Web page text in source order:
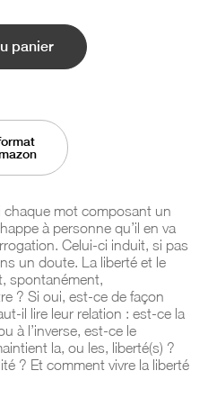
panier
chaque mot composant un
à personne qu’il en va
Celui-ci induit, si pas
un doute. La liberté et le
spontanément,
? Si oui, est-ce de façon
il lire leur relation : est-ce la
à l’inverse, est-ce le
la, ou les, liberté(s) ?
? Et comment vivre la liberté